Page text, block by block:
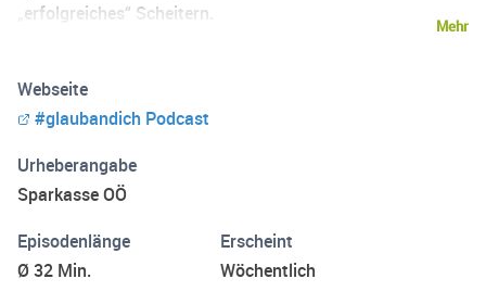
„erfolgreiches“ Scheitern.
Mehr
Webseite
#glaubandich Podcast
Urheberangabe
Sparkasse OÖ
Episodenlänge
Ø 32 Min.
Erscheint
Wöchentlich